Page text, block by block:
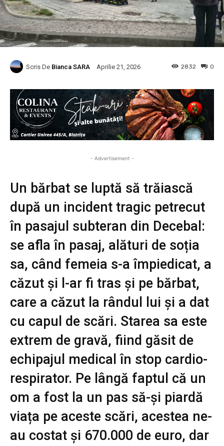
Scris De Bianca SARA Aprilie 21, 2026 0
2832
- Advertisement -
Un bărbat se luptă să trăiască
după un incident tragic petrecut
în pasajul subteran din Decebal:
se afla în pasaj, alături de soția
sa, când femeia s-a împiedicat, a
căzut și l-ar fi tras și pe bărbat,
care a căzut la rândul lui și a dat
cu capul de scări. Starea sa este
extrem de gravă, fiind găsit de
echipajul medical în stop cardio-
respirator. Pe lângă faptul că un
om a fost la un pas să-și piardă
viața pe aceste scări, acestea ne-
au costat și 670.000 de euro, dar